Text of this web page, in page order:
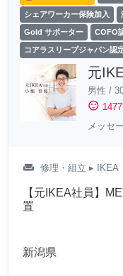
シェアワーカー保険加入
Gold サポーター COFO
コアラスリープジャパン認
元
男性 /
sentiment_satisfied 1477
メッセ
weekend 修理・組立 ▸ IKEA
【元IKEA社員】
置
新潟県